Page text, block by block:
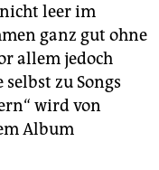
leer im
ganz gut ohne
allem jedoch
zu Songs
wird von
Album